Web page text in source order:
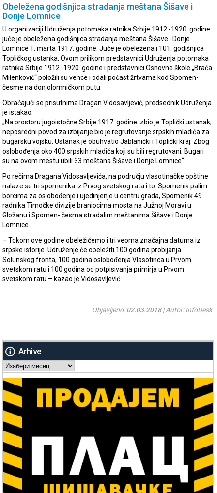
Obeležena godišnjica stradanja meštana Šišave i
Donje Lomnice
U organizaciji Udruženja potomaka ratnika Srbije 1912 -1920. godine
juče je obeležena godišnjica stradanja meštana Šišave i Donje
Lomnice 1. marta 1917. godine. Juče je obeležena i 101. godišnjica
Topličkog ustanka. Ovom prilikom predstavnici Udruženja potomaka
ratnika Srbije 1912 -1920. godine i predstavnici Osnovne škole „Braća
Milenković“ položili su vence i odali počast žrtvama kod Spomen-
česme na donjolomničkom putu.
Obraćajući se prisutnima Dragan Vidosavljević, predsednik Udruženja
je istakao:
„Na prostoru jugoistočne Srbije 1917. godine izbio je Toplički ustanak,
neposredni povod za izbijanje bio je regrutovanje srpskih mladića za
bugarsku vojsku. Ustanak je obuhvatio Jablanički i Toplički kraj. Zbog
oslobođenja oko 400 srpskih mladića koji su bili regrutovani, Bugari
su na ovom mestu ubili 33 meštana Šišave i Donje Lomnice“.
Po rečima Dragana Vidosavljevića, na području vlasotinačke opštine
nalaze se tri spomenika iz Prvog svetskog rata i to: Spomenik palim
borcima za oslobođenje i ujedinjenje u centru grada, Spomenik 49
radnika Timočke divizije braniocima mosta na Južnoj Moravi u
Gložanu i Spomen- česma stradalim meštanima Šišave i Donje
Lomnice.
– Tokom ove godine obeležićemo i tri veoma značajna datuma iz
srpske istorije. Udruženje će obeležiti 100 godina probijanja
Solunskog fronta, 100 godina oslobođenja Vlasotinca u Prvom
svetskom ratu i 100 godina od potpisivanja primirja u Prvom
svetskom ratu – kazao je Vidosavljević.
Objavljeno:02.03.2018| Autor: InfoDesk
Arhive
Arhive